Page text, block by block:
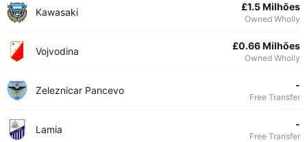
Kawasaki £1.5 Milhões
Owned Wholly
Vojvodina £0.66 Milhões
Owned Wholly
Zeleznicar Pancevo -
Free Transfer
Lamia -
Free Transfer